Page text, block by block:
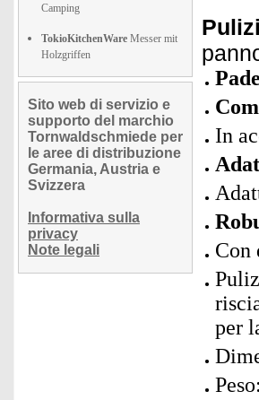
Camping
TokioKitchenWare Messer mit
Holzgriffen
Sito web di servizio e
supporto del marchio
Tornwaldschmiede per
le aree di distribuzione
Germania, Austria e
Svizzera
Informativa sulla
privacy
Note legali
In
Con
per